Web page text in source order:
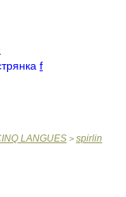
f
LANGUES > spirlin